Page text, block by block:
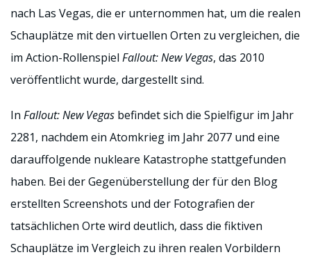
nach Las Vegas, die er unternommen hat, um die realen
Schauplätze mit den virtuellen Orten zu vergleichen, die
im Action-Rollenspiel Fallout: New Vegas, das 2010
veröffentlicht wurde, dargestellt sind.
In Fallout: New Vegas befindet sich die Spielfigur im Jahr
2281, nachdem ein Atomkrieg im Jahr 2077 und eine
darauffolgende nukleare Katastrophe stattgefunden
haben. Bei der Gegenüberstellung der für den Blog
erstellten Screenshots und der Fotografien der
tatsächlichen Orte wird deutlich, dass die fiktiven
Schauplätze im Vergleich zu ihren realen Vorbildern